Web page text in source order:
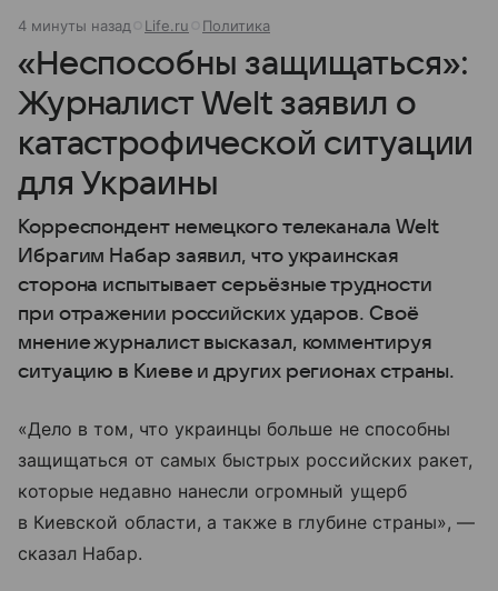
4 минуты назад Life.ru Политика
«Неспособны защищаться»:
Журналист Welt заявил о
катастрофической ситуации
для Украины
Корреспондент немецкого телеканала Welt
Ибрагим Набар заявил, что украинская
сторона испытывает серьёзные трудности
при отражении российских ударов. Своё
мнение журналист высказал, комментируя
ситуацию в Киеве и других регионах страны.
«Дело в том, что украинцы больше не способны
защищаться от самых быстрых российских ракет,
которые недавно нанесли огромный ущерб
в Киевской области, а также в глубине страны», —
сказал Набар.